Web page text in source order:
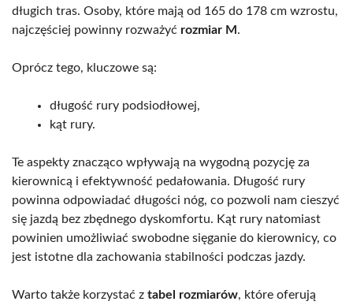
długich tras. Osoby, które mają od 165 do 178 cm wzrostu,
najczęściej powinny rozważyć rozmiar M .
Oprócz tego, kluczowe są:
długość rury podsiodłowej,
kąt rury.
Te aspekty znacząco wpływają na wygodną pozycję za
kierownicą i efektywność pedałowania. Długość rury
powinna odpowiadać długości nóg, co pozwoli nam cieszyć
się jazdą bez zbędnego dyskomfortu. Kąt rury natomiast
powinien umożliwiać swobodne sięganie do kierownicy, co
jest istotne dla zachowania stabilności podczas jazdy.
Warto także korzystać z tabel rozmiarów, które oferują